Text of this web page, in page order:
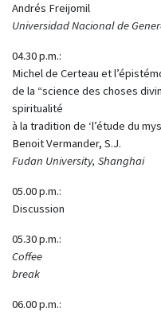
Andrés Freijomil
Universidad Nacional de
04.30 p.m.:
Michel de Certeau et
de la “science des choses
spiritualité
à la tradition de ‘l’étude du
Benoit Vermander, S.J.
Fudan University, Shanghai
05.00 p.m.:
Discussion
05.30 p.m.:
Coffee
break
06.00 p.m.: